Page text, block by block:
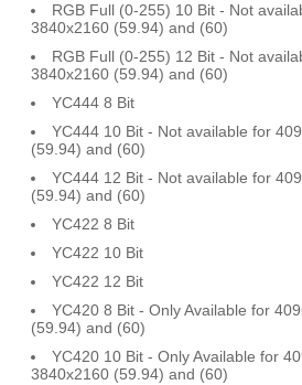
RGB Full (0-255) 10 Bit - Not
3840x2160 (59.94) and (60)
RGB Full (0-255) 12 Bit - Not
3840x2160 (59.94) and (60)
YC444 8 Bit
YC444 10 Bit - Not available for
(59.94) and (60)
YC444 12 Bit - Not available for
(59.94) and (60)
YC422 8 Bit
YC422 10 Bit
YC422 12 Bit
YC420 8 Bit - Only Available for
(59.94) and (60)
YC420 10 Bit - Only Available for
3840x2160 (59.94) and (60)